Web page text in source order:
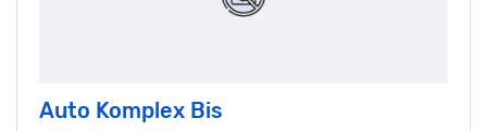
Auto Komplex Bis